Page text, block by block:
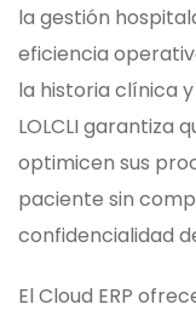
la gestión
eficiencia
la historia clínica y
LOLCLI garantiza
optimicen sus
paciente sin
confidencialidad
El Cloud ERP